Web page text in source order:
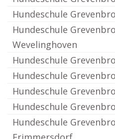
Hundeschule
Hundeschule
Wevelinghoven
Hundeschule
Hundeschule
Hundeschule
Hundeschule
Hundeschule